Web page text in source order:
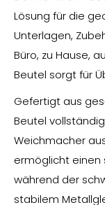
Lösung für die
Unterlagen,
Büro, zu Hause,
Beutel sorgt für
Gefertigt aus
Beutel
Weichmacher
ermöglicht einen
während der
stabilem